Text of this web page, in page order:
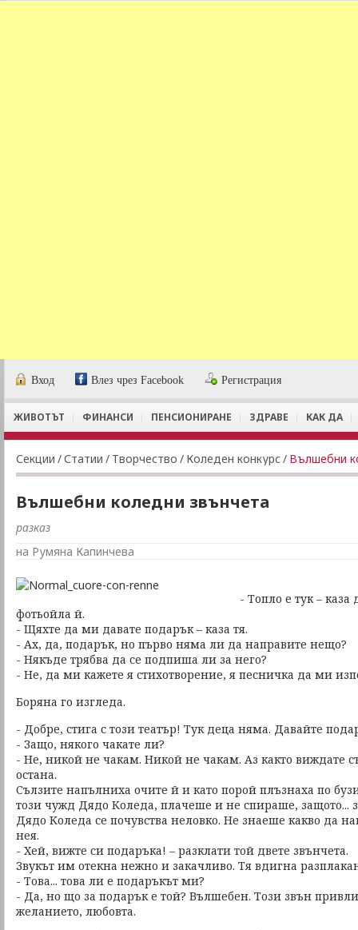
Вход Влез чрез Facebook Регистрация
ЖИВОТЪТ ФИНАНСИ ПЕНСИОНИРАНЕ ЗДРАВЕ КАК ДА
Секции /Статии / Творчество / Коледен конкурс/ Вълшебни
Вълшебни коледни звънчета
разказ
на Румяна Капинчева
- Топло е тук –
фотьойла й.
- Щяхте да ми давате подарък – каза тя.
- Ах, да, подарък, но първо няма ли да направите нещо?
- Някъде трябва да се подпиша ли за него?
- Не, да ми кажете я стихотворение, я песничка да ми
Боряна го изгледа.
- Добре, стига с този театър! Тук деца няма. Давайте
- Защо, някого чакате ли?
- Не, никой не чакам. Никой не чакам. Аз както виждате
остана.
Сълзите напълниха очите й и като порой плъзнаха по
този чужд Дядо Коледа, плачеше и не спираше, защото...
Дядо Коледа се почувства неловко. Не знаеше какво да
нея.
- Хей, вижте си подаръка! – разклати той двете звънчета.
Звукът им отекна нежно и закачливо. Тя вдигна
- Това... това ли е подаръкът ми?
- Да, но що за подарък е той? Вълшебен. Този звън
желанието, любовта.